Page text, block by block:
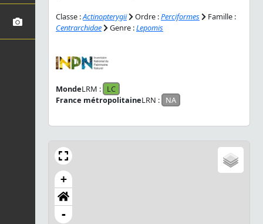
Classe :Actinopterygii Ordre :Perciformes
Famille :
Centrarchidae
Genre :Lepomis
MondeLRM :
LC
France métropolitaineLRN : NA
+
-